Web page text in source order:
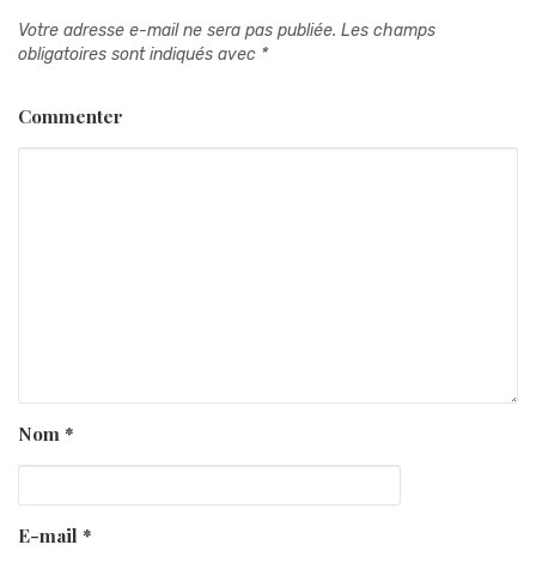
Votre adresse e-mail ne sera pas publiée. Les champs
obligatoires sont indiqués avec *
Commenter
Nom *
E-mail *